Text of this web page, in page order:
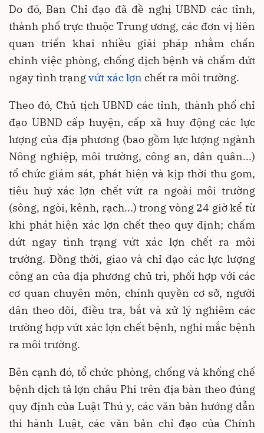
Do đó, Ban Chỉ đạo đã đề nghị UBND các tỉnh,
thành phố trực thuộc Trung ương, các đơn vị liên
quan triển khai nhiều giải pháp nhằm chấn
chỉnh việc phòng, chống dịch bệnh và chấm dứt
ngay tình trạngvứt xác lợn chết ra môi trường.
Theo đó, Chủ tịch UBND các tỉnh, thành phố chỉ
đạo UBND cấp huyện, cấp xã huy động các lực
lượng của địa phương (bao gồm lực lượng ngành
Nông nghiệp, môi trường, công an, dân quân...)
tổ chức giám sát, phát hiện và kịp thời thu gom,
tiêu huỷ xác lợn chết vứt ra ngoài môi trường
(sông, ngòi, kênh, rạch...) trong vòng 24 giờ kể từ
khi phát hiện xác lợn chết theo quy định; chấm
dứt ngay tình trạng vứt xác lợn chết ra môi
trường. Đồng thời, giao và chỉ đạo các lực lượng
công an của địa phương chủ trì, phối hợp với các
cơ quan chuyên môn, chính quyền cơ sở, người
dân theo dõi, điều tra, bắt và xử lý nghiêm các
trường hợp vứt xác lợn chết bệnh, nghi mắc bệnh
ra môi trường.
Bên cạnh đó, tổ chức phòng, chống và khống chế
bệnh dịch tả lợn châu Phi trên địa bàn theo đúng
quy định của Luật Thú y, các văn bản hướng dẫn
thi hành Luật, các văn bản chỉ đạo của Chính